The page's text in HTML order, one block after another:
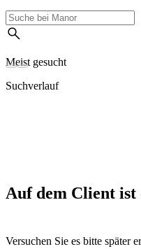
Meist gesucht
Suchverlauf
Auf dem Client ist
Versuchen Sie es bitte später